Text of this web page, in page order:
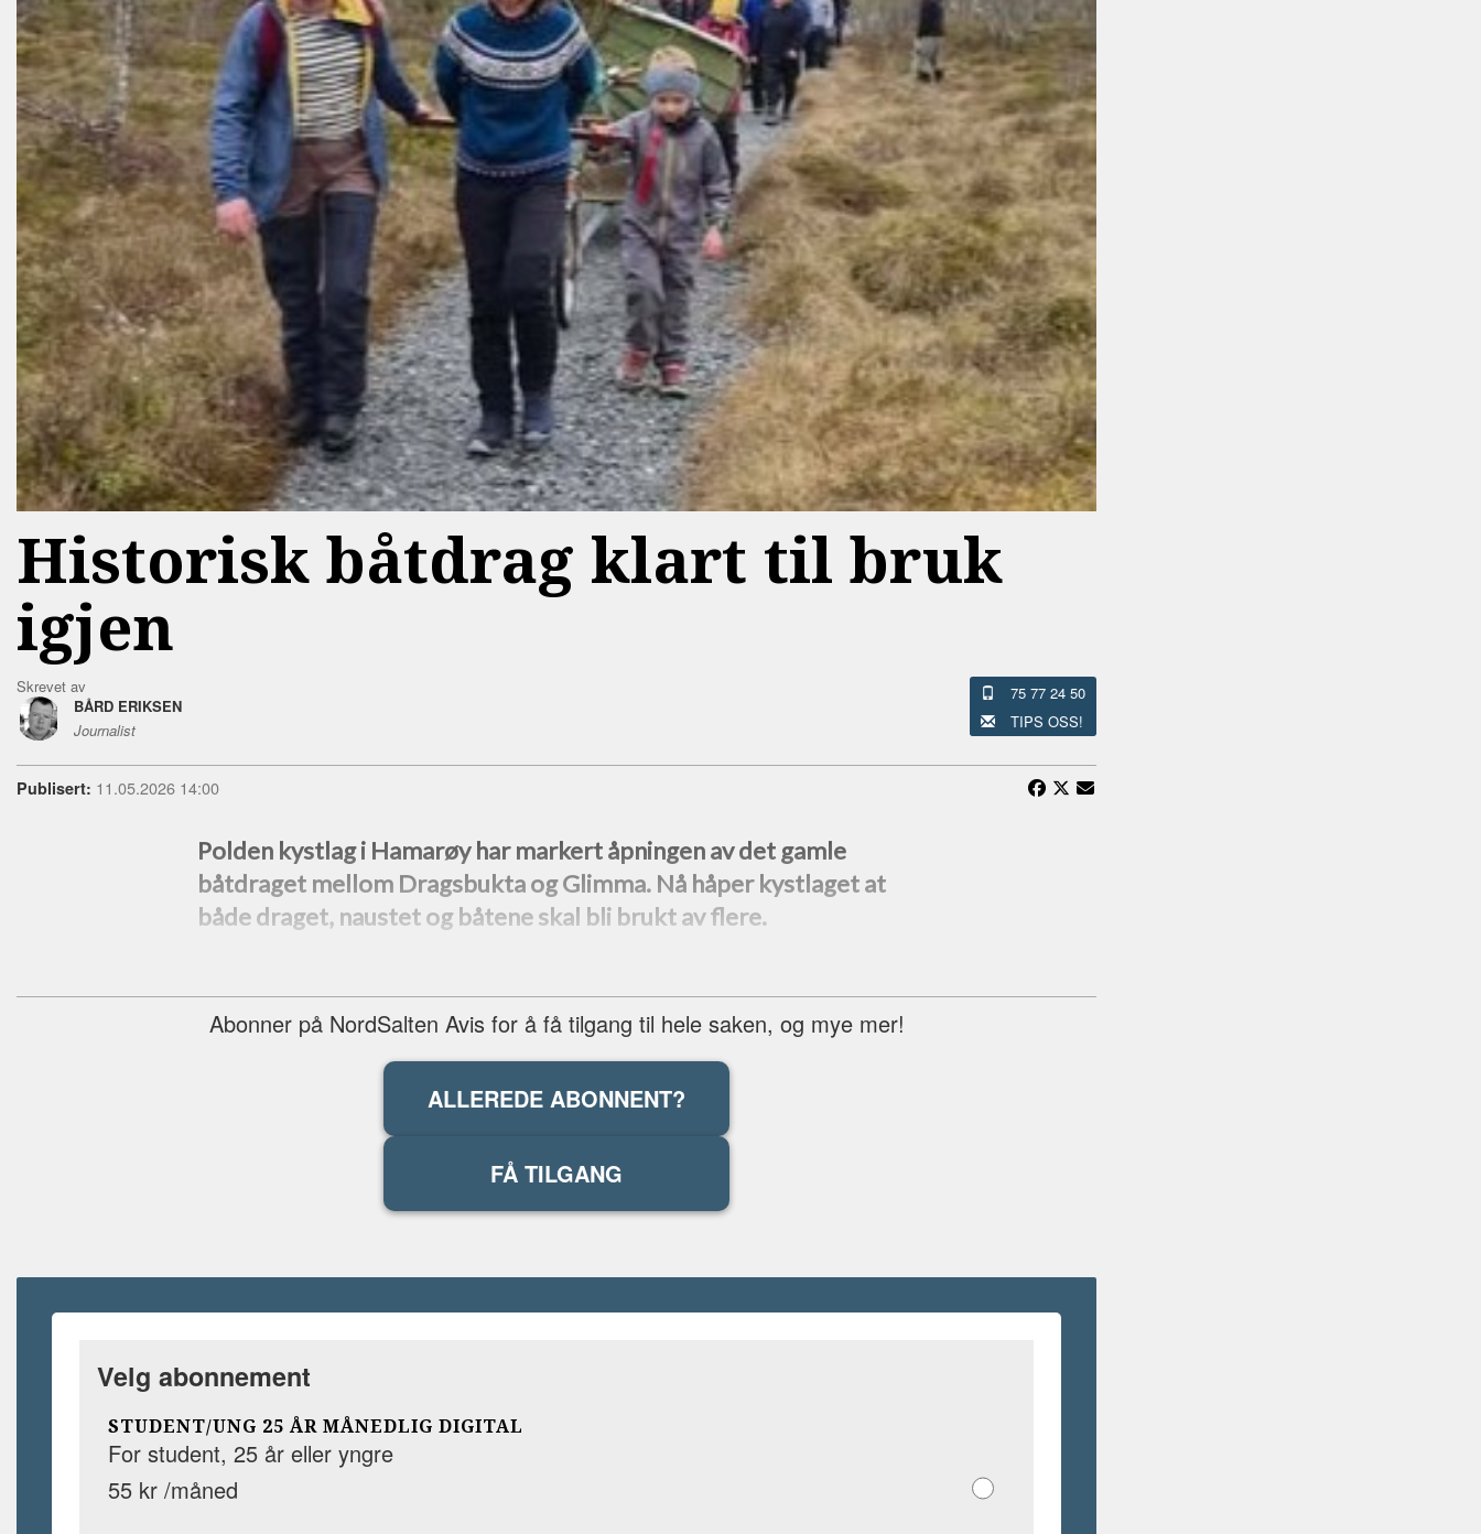
Historisk båtdrag klart til bruk
igjen
Skrevet av
BÅRD ERIKSEN
Journalist
75 77 24 50
TIPS OSS!
Publisert: 11.05.2026 14:00
Polden kystlag i Hamarøy har markert åpningen av det gamle
båtdraget mellom Dragsbukta og Glimma. Nå håper kystlaget at
både draget, naustet og båtene skal bli brukt av flere.
Abonner på NordSalten Avis for å få tilgang til hele saken, og mye mer!
ALLEREDE ABONNENT?
FÅ TILGANG
Velg abonnement
STUDENT/UNG 25 ÅR MÅNEDLIG DIGITAL
For student, 25 år eller yngre
55 kr /måned